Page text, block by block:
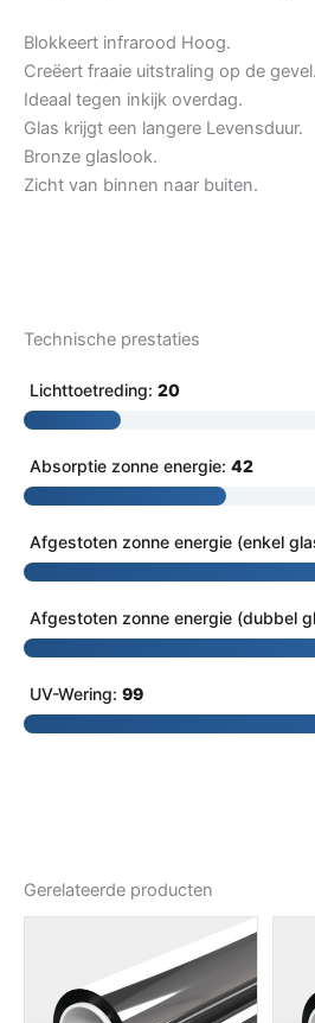
Blokkeert infrarood Hoog.
Creëert fraaie uitstraling op de gevel.
Ideaal tegen inkijk overdag.
Glas krijgt een langere Levensduur.
Bronze glaslook.
Zicht van binnen naar buiten.
Technische prestaties
Lichttoetreding: 20
Absorptie zonne energie: 42
Afgestoten zonne energie (enkel
Afgestoten zonne energie (dubbel
UV-Wering: 99
Gerelateerde producten